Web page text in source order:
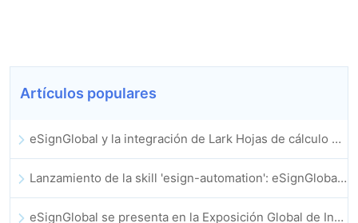
Artículos populares
eSignGlobal y la integración de Lark Hojas de cálculo multidimensional se lanzan oficialmente: firma y archivo de contratos electrónicos totalmente automatizados
Lanzamiento de la skill 'esign-automation': eSignGlobal impulsa a OpenClaw con firmas electrónicas automatizadas
eSignGlobal se presenta en la Exposición Global de Innovación GIS 2025